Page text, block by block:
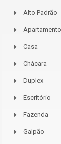
Alto Padrão
Apartamento
Casa
Chácara
Duplex
Escritório
Fazenda
Galpão